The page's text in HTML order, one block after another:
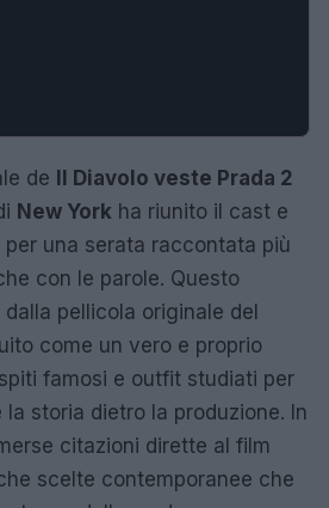
de Il Diavolo veste Prada 2
New York ha riunito il cast e
una serata raccontata più
con le parole. Questo
pellicola originale del
come un vero e proprio
famosi e outfit studiati per
storia dietro la produzione. In
citazioni dirette al film
scelte contemporanee che